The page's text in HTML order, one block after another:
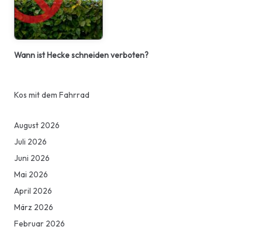
Wann ist Hecke schneiden verboten?
Kos mit dem Fahrrad
August 2026
Juli 2026
Juni 2026
Mai 2026
April 2026
März 2026
Februar 2026